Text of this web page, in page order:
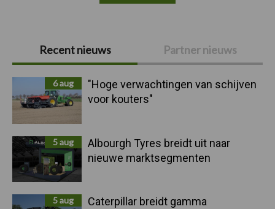
Primaire
Sidebar
Recent nieuws Partner nieuws
6 aug
"Hoge verwachtingen van schijven
voor kouters"
5 aug
Albourgh Tyres breidt uit naar
nieuwe marktsegmenten
5 aug
Caterpillar breidt gamma